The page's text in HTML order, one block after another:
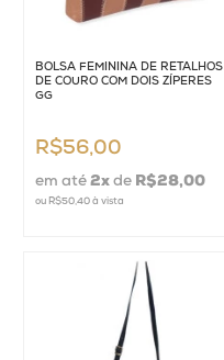
BOLSA FEMININA DE RETALHOS
DE COURO COM DOIS ZÍPERES
GG
R$56,00
em até 2xde R$28,00
ou R$50,40à vista